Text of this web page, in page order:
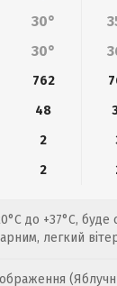
30°
30°
762
48
2
2
до +37°C,
легкий